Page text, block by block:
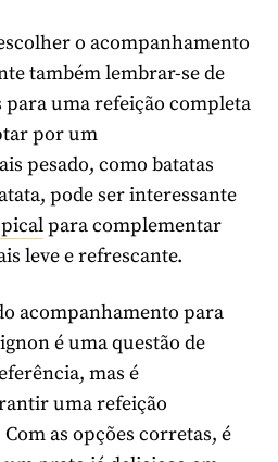
o acompanhamento
também lembrar-se de
uma refeição completa
por um
pesado, como batatas
pode ser interessante
para complementar
leve e refrescante.
acompanhamento para
é uma questão de
mas é
uma refeição
as opções corretas, é